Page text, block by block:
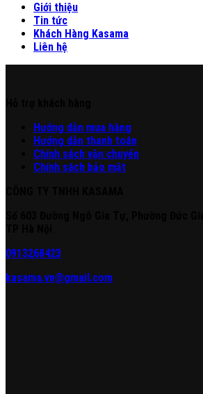
Giới thiệu
Tin tức
Khách Hàng Kasama
Liên hệ
Hướng dẫn mua hàng
Hướng dẫn thanh toán
Chính sách vận chuyển
Chính sách bảo mật
0913268423
kasama.vn@gmail.com